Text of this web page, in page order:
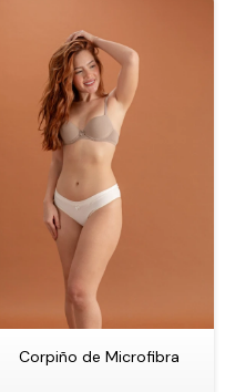
Corpiño de Microfibra